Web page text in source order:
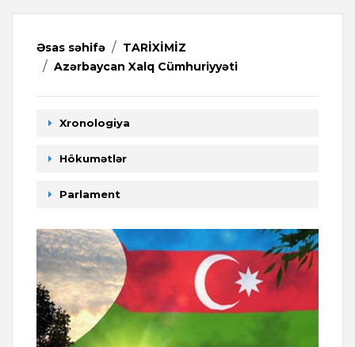
Əsas səhifə
TARİXİMİZ
Azərbaycan Xalq Cümhuriyyəti
Xronologiya
Hökumətlər
Parlament